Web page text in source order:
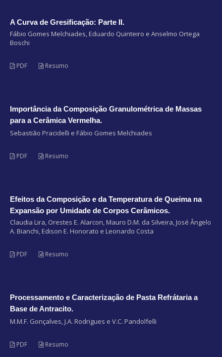
A Curva de Gresificação: Parte II.
Fábio Gomes Melchiades, Eduardo Quinteiro e Anselmo Ortega
Boschi
PDF Resumo
Importância da Composição Granulométrica de Massas
para a Cerâmica Vermelha.
Sebastião Pracidelli e Fábio Gomes Melchiades
PDF Resumo
Efeitos da Composição e da Temperatura de Queima na
Expansão por Umidade de Corpos Cerâmicos.
Claudia Lira, Orestes E. Alarcon, Mauro D.M. da Silveira, José Ângelo
A. Bianchi, Edison E. Honorato e Leonardo Costa
PDF Resumo
Processamento e Caracterização de Pasta Refrátaria a
Base de Antracito.
M.M.F. Gonçalves, J.A. Rodrigues e V.C. Pandolfelli
PDF Resumo